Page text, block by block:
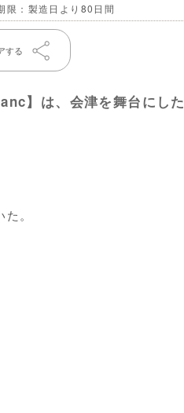
限：製造日より80日間
する
】は、会津を舞台にした
。